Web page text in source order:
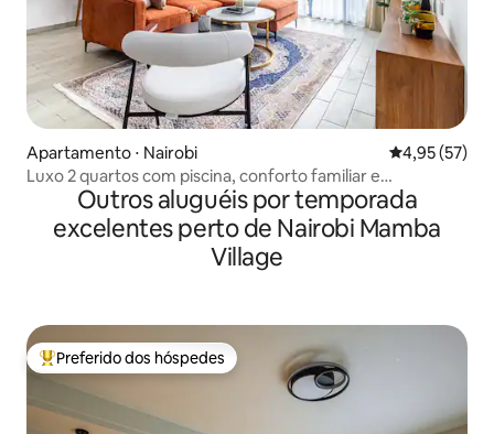
Apartamento ⋅ Nairobi 4,95 de uma
4,95 (57)
Luxo 2 quartos com piscina, conforto familiar e
comodidades sociais
Outros aluguéis por temporada
excelentes perto de Nairobi Mamba
Village
Entre os melhores preferidos dos hóspedes
Preferido dos hóspedes